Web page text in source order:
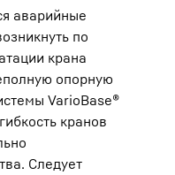
аварийные
по
крана
опорную
VarioBase®
кранов
Следует